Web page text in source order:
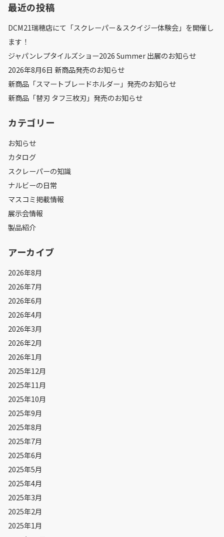
最近の投稿
DCM21瑞穂店にて「スクレーパー＆スクイジー体験会」を開催し
ます！
ジャパンレプタイルズショー2026 Summer 出展のお知らせ
2026年8月6日 新商品発売のお知らせ
新商品「スマートブレードホルダー」発売のお知らせ
新商品「替刃 タフ三枚刃」発売のお知らせ
カテゴリー
お知らせ
カタログ
スクレーパーの知識
ナルビーの日常
マスコミ掲載情報
展示会情報
製品紹介
アーカイブ
2026年8月
2026年7月
2026年6月
2026年4月
2026年3月
2026年2月
2026年1月
2025年12月
2025年11月
2025年10月
2025年9月
2025年8月
2025年7月
2025年6月
2025年5月
2025年4月
2025年3月
2025年2月
2025年1月